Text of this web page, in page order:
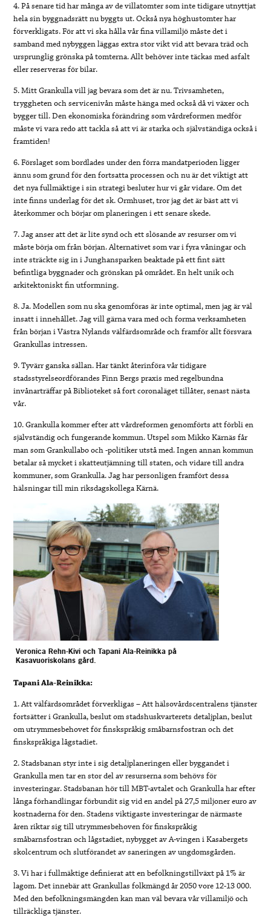
4. På senare tid har många av de villatomter som inte tidigare utnyttjat
hela sin byggnadsrätt nu byggts ut. Också nya höghustomter har
förverkligats. För att vi ska hålla vår fina villamiljö måste det i
samband med nybyggen läggas extra stor vikt vid att bevara träd och
ursprunglig grönska på tomterna. Allt behöver inte täckas med asfalt
eller reserveras för bilar.
5. Mitt Grankulla vill jag bevara som det är nu. Trivsamheten,
tryggheten och servicenivån måste hänga med också då vi växer och
bygger till. Den ekonomiska förändring som vårdreformen medför
måste vi vara redo att tackla så att vi är starka och självständiga också i
framtiden!
6. Förslaget som bordlades under den förra mandatperioden ligger
ännu som grund för den fortsatta processen och nu är det viktigt att
det nya fullmäktige i sin strategi besluter hur vi går vidare. Om det
inte finns underlag för det sk. Ormhuset, tror jag det är bäst att vi
återkommer och börjar om planeringen i ett senare skede.
7. Jag anser att det är lite synd och ett slösande av resurser om vi
måste börja om från början. Alternativet som var i fyra våningar och
inte sträckte sig in i Junghansparken beaktade på ett fint sätt
befintliga byggnader och grönskan på området. En helt unik och
arkitektoniskt fin utformning.
8. Ja. Modellen som nu ska genomföras är inte optimal, men jag är väl
insatt i innehållet. Jag vill gärna vara med och forma verksamheten
från början i Västra Nylands välfärdsområde och framför allt försvara
Grankullas intressen.
9. Tyvärr ganska sällan. Har tänkt återinföra vår tidigare
stadsstyrelseordförandes Finn Bergs praxis med regelbundna
invånarträffar på Biblioteket så fort coronaläget tillåter, senast nästa
vår.
10. Grankulla kommer efter att vårdreformen genomförts att förbli en
självständig och fungerande kommun. Utspel som Mikko Kärnäs får
man som Grankullabo och -politiker utstå med. Ingen annan kommun
betalar så mycket i skatteutjämning till staten, och vidare till andra
kommuner, som Grankulla. Jag har personligen framfört dessa
hälsningar till min riksdagskollega Kärnä.
Veronica Rehn-Kivi och Tapani Ala-Reinikka på
Kasavuoriskolans gård.
Tapani Ala-Reinikka:
1. Att välfärdsområdet förverkligas – Att hälsovårdscentralens tjänster
fortsätter i Grankulla, beslut om stadshuskvarterets detaljplan, beslut
om utrymmesbehovet för finskspråkig småbarnsfostran och det
finskspråkiga lågstadiet.
2. Stadsbanan styr inte i sig detaljplaneringen eller byggandet i
Grankulla men tar en stor del av resurserna som behövs för
investeringar. Stadsbanan hör till MBT-avtalet och Grankulla har efter
långa förhandlingar förbundit sig vid en andel på 27,5 miljoner euro av
kostnaderna för den. Stadens viktigaste investeringar de närmaste
åren riktar sig till utrymmesbehoven för finskspråkig
småbarnsfostran och lågstadiet, nybygget av A-vingen i Kasabergets
skolcentrum och slutförandet av saneringen av ungdomsgården.
3. Vi har i fullmäktige definierat att en befolkningstillväxt på 1% är
lagom. Det innebär att Grankullas folkmängd år 2050 vore 12-13 000.
Med den befolkningsmängden kan man väl bevara vår villamiljö och
tillräckliga tjänster.